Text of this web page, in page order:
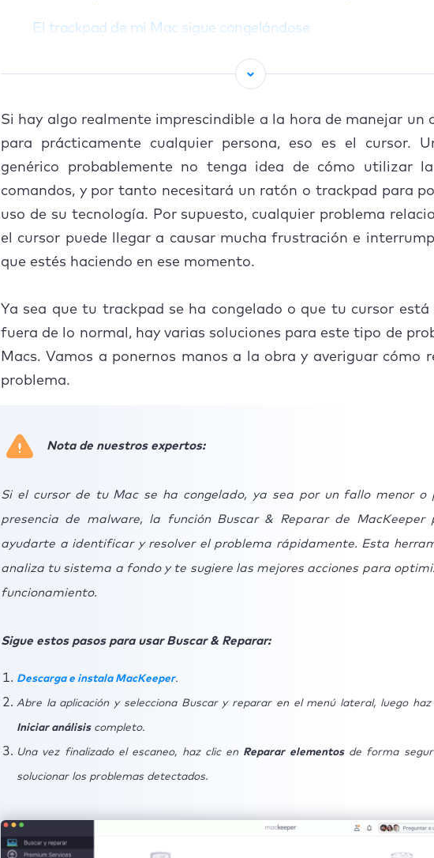
El trackpad de mi Mac sigue congelándose
El cursor de mi MacBook Pro desaparece
Conclusión
Si hay algo realmente imprescindible a la hora de manejar un
para prácticamente cualquier persona, eso es el cursor.
genérico probablemente no tenga idea de cómo utilizar
comandos, y por tanto necesitará un ratón o trackpad para
uso de su tecnología. Por supuesto, cualquier problema
el cursor puede llegar a causar mucha frustración e
que estés haciendo en ese momento.
Ya sea que tu trackpad se ha congelado o que tu cursor está
fuera de lo normal, hay varias soluciones para este tipo de
Macs. Vamos a ponernos manos a la obra y averiguar cómo
problema.
Nota de nuestros expertos:
Si el cursor de tu Mac se ha congelado, ya sea por un fallo menor o
presencia de malware, la función Buscar & Reparar de MacKeeper
ayudarte a identificar y resolver el problema rápidamente. Esta
analiza tu sistema a fondo y te sugiere las mejores acciones para
funcionamiento.
Sigue estos pasos para usar Buscar & Reparar:
Descarga e instala MacKeeper.
Abre la aplicación y selecciona Buscar y reparar en el menú lateral, luego haz
Iniciar análisiscompleto.
Una vez finalizado el escaneo, haz clic en Reparar elementosde forma
solucionar los problemas detectados.